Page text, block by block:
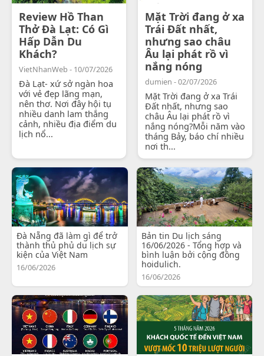
Review Hồ Than
Thở Đà Lạt: Có Gì
Hấp Dẫn Du
Khách?
VietNhanWeb - 10/07/2026
Đà Lạt- xứ sở ngàn hoa
với vẻ đẹp lãng mạn,
nên thơ. Nơi đây hội tụ
nhiều danh lam thắng
cảnh, nhiều địa điểm du
lịch nổ...
Mặt Trời đang ở xa
Trái Đất nhất,
nhưng sao châu
Âu lại phát rồ vì
nắng nóng
dumien - 02/07/2026
Mặt Trời đang ở xa Trái
Đất nhất, nhưng sao
châu Âu lại phát rồ vì
nắng nóng?Mỗi năm vào
tháng Bảy, báo chí nhiều
nơi th...
Đà Nẵng đã làm gì để trở
thành thủ phủ du lịch sự
kiện của Việt Nam
16/06/2026
Bản tin Du lịch sáng
16/06/2026 - Tổng hợp và
bình luận bởi cộng đồng
hoidulich.
16/06/2026